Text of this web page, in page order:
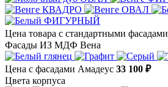
Цена товара с стандартными фасадами
Фасады ИЗ МДФ Вена
Цена с фасадами Амадеус 33 100 ₽
Цвета корпуса